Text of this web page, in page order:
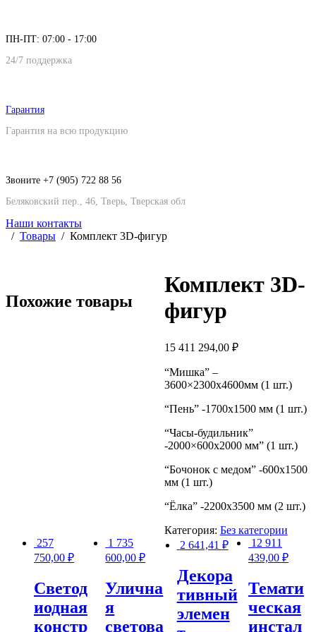
ПН-ПТ: 07:00 - 17:00
24/7 поддержка
Гарантия
Гарантия на всю продукцию
Звоните +7 (905) 722 88 56
Беляковский пер., 46, Тверь, Тверская обл
Наши контакты
Товары
Комплект 3D-фигур
Комплект 3D-
фигур
15 411 294,00 ₽
“Мишка” –
3600×2300х4600мм (1 шт.)
“Пень” -1700х1500 мм (1 шт.)
“Часы-будильник”
-2000×600х2000 мм” (1 шт.)
“Бочонок с медом” -600х1500
мм (1 шт.)
“Ёлка” -2200х3500 мм (2 шт.)
Категория: Без категории
Похожие товары
257
750,00 ₽
Светод
иодная
констр
1 735
600,00₽
Улична
я
светова
2 641,41 ₽
Декора
тивный
элемен
12 911
439,00 ₽
Темати
ческая
инстал